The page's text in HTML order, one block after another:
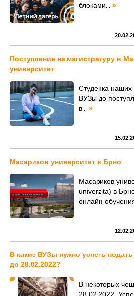
блоками
»
Поступление на магистратуру в
университет
Студенка наших
ВУЗы до
в
»
Масариков университет в Брно
Масариков
univerzita) в
онлайн-
В какие ВУЗы нужно успеть
до 28.02.2022?
В некоторых
28.02.2022.